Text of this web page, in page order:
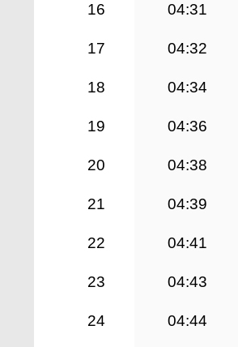
16 04:31
17 04:32
18 04:34
19 04:36
20 04:38
21 04:39
22 04:41
23 04:43
24 04:44